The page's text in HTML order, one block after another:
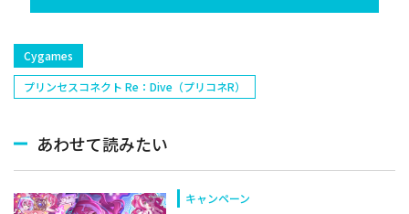
Cygames
プリンセスコネクト Re：Dive（プリコネR）
あわせて読みたい
キャンペーン